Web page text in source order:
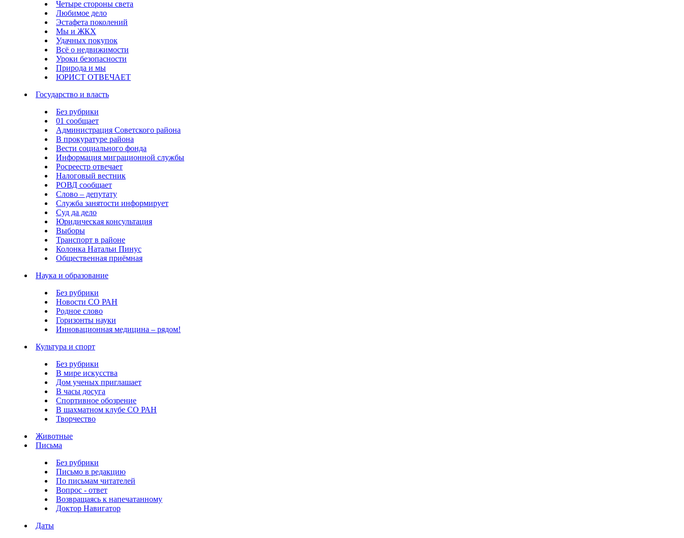
Четыре стороны света
Любимое дело
Эстафета поколений
Мы и ЖКХ
Удачных покупок
Всё о недвижимости
Уроки безопасности
Природа и мы
ЮРИСТ ОТВЕЧАЕТ
Государство и власть
Без рубрики
01 сообщает
Администрация Советского района
В прокуратуре района
Вести социального фонда
Информация миграционной службы
Росреестр отвечает
Налоговый вестник
РОВД сообщает
Слово – депутату
Служба занятости информирует
Суд да дело
Юридическая консультация
Выборы
Транспорт в районе
Колонка Натальи Пинус
Общественная приёмная
Наука и образование
Без рубрики
Новости СО РАН
Родное слово
Горизонты науки
Инновационная медицина – рядом!
Культура и спорт
Без рубрики
В мире искусства
Дом ученых приглашает
В часы досуга
Спортивное обозрение
В шахматном клубе СО РАН
Творчество
Животные
Письма
Без рубрики
Письмо в редакцию
По письмам читателей
Вопрос - ответ
Возвращаясь к напечатанному
Доктор Навигатор
Даты